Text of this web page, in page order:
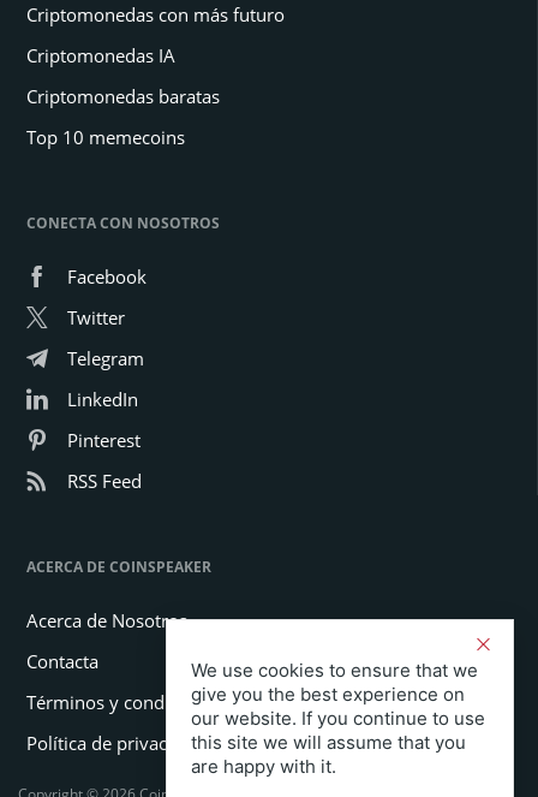
Criptomonedas con más futuro
Criptomonedas IA
Criptomonedas baratas
Top 10 memecoins
CONECTA CON NOSOTROS
Facebook
Twitter
Telegram
LinkedIn
Pinterest
RSS Feed
ACERCA DE COINSPEAKER
Acerca de Nosotros
Contacta
Términos y condiciones
Política de privacidad
We use cookies to ensure that we
give you the best experience on
our website. If you continue to use
this site we will assume that you
are happy with it.